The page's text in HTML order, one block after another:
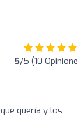
5/5 (10
quería y los